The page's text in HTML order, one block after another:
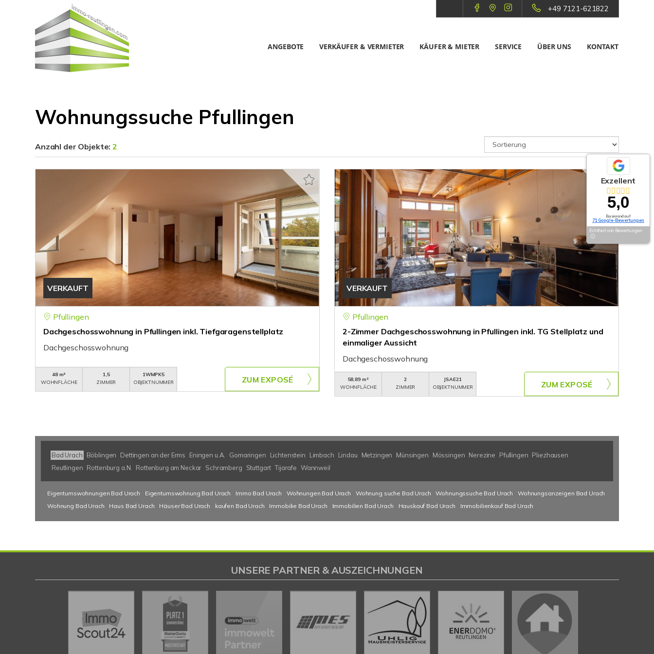
+49 7121-621822
ANGEBOTE VERKÄUFER & VERMIETER KÄUFER & MIETER SERVICE ÜBER UNS KONTAKT
Wohnungssuche Pfullingen
Anzahl der Objekte:2
VERKAUFT
Pfullingen
Dachgeschosswohnung in Pfullingen inkl. Tiefgaragenstellplatz
Dachgeschosswohnung
48 m²
WOHNFLÄCHE
1,5
ZIMMER
1WMPK5
OBJEKTNUMMER
ZUM EXPOSÉ
VERKAUFT
Pfullingen
2-Zimmer Dachgeschosswohnung in Pfullingen inkl. TG Stellplatz und
einmaliger Aussicht
Dachgeschosswohnung
58,89 m²
WOHNFLÄCHE
2
ZIMMER
JSAE21
OBJEKTNUMMER
ZUM EXPOSÉ
Bad Urach Böblingen Dettingen an der Erms Eningen u.A. Gomaringen Lichtenstein Limbach Lindau Metzingen Münsingen Mössingen Nerezine Pfullingen Pliezhausen
Reutlingen Rottenburg a.N. Rottenburg am Neckar Schramberg Stuttgart Tijarafe Wannweil
Eigentumswohnungen Bad Urach Eigentumswohnung Bad Urach Immo Bad Urach Wohnungen Bad Urach Wohnung suche Bad Urach Wohnungssuche Bad Urach
Wohnungsanzeigen Bad Urach
Wohnung Bad Urach
Haus Bad Urach Häuser Bad Urach kaufen Bad Urach Immobilie Bad Urach Immobilien Bad Urach Hauskauf Bad Urach Immobilienkauf Bad Urach
Exzellent
5,0
Basierend auf
71 Google-Bewertungen
Echtheit von Bewertungen
UNSERE PARTNER & AUSZEICHNUNGEN